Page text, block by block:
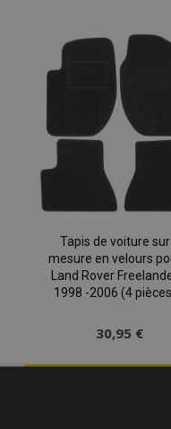
Tapis de voiture sur
mesure en velours
Land Rover
1998 -2006 (4
30,95 €